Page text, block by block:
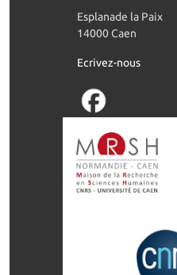
Esplanade la Paix
14000 Caen
Ecrivez-nous